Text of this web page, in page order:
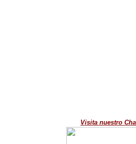
Visita nuestro